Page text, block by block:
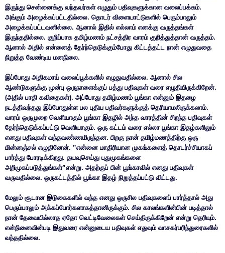
இருந்து சென்னைக்கு வந்தவர்கள் எழுதும் பதிவுகளுக்கான வலைப்பக்கம்.
அங்கும் அழைக்கப்பட்டதில்லை. தொடர் விளையாட்டுகளில் பெரும்பாலும்
அழைக்கப்பட்டவனில்லை. ஆனால் இதில் எல்லாம் எனக்கு வருத்தங்கள்
இருந்ததில்லை. குறிப்பாக தமிழ்மணம் நட்சத்திர வாரம் குறித்துத்தான் வருத்தம்.
ஆனால் அதில் என்னைத் தேர்ந்தெடுக்கும்போது கிட்டத்தட்ட நான் எழுதுவதை
நிறுத்த வேண்டிய மனநிலை.
இப்போது அதிகமாய் வலைப்பூக்களில் எழுதுவதில்லை. ஆனால் சில
ஆண்டுகளுக்கு முன்பு ஒருநாளைக்குப் பத்து பதிவுகள் வரை எழுதியிருக்கிறேன்.
(அதில் பாதி கவிதைகள்). அப்போது தமிழ்மணம் பூங்கா என்னும் இதழை
நடத்திவந்தது இப்போதுள்ள பல புதிய பதிவர்களுக்குத் தெரியாமலிருக்கலாம்.
வாரம் ஒருமுறை வெளியாகும் பூங்கா இதழில் அந்த வாரத்தின் சிறந்த பதிவுகள்
தேர்ந்தெடுக்கப்பட்டு வெளியாகும். ஒரு கட்டம் வரை எல்லா பூங்கா இதழ்களிலும்
எனது பதிவுகள் வந்தவண்ணமிருந்தன. பிறகு நான் தமிழ்மணத்திற்கு ஒரு
மின்னஞ்சல் எழுதினேன். ”என்னை மாதிரியான முகங்களைத் தொடர்ச்சியாகப்
பார்த்து போரடிக்கிறது. தயவுசெய்து புதுமுகங்களை
அறிமுகப்படுத்துங்கள்”என்று. அதற்குப் பின் பூங்காவில் எனது பதிவுகள்
வருவதில்லை. ஒருகட்டத்தில் பூங்கா இதழ் நிறுத்தப்பட்டு விட்டது.
மேலும் சூடான இடுகைகளில் வந்த எனது ஒருசில பதிவுகளைப் பார்த்தால் அது
பெரும்பாலும் அக்கப்போர்களாகத்தானிருக்கும். சில காலங்களின்பின் படித்தால்
நான் தேவையில்லாத ஏதோ வெட்டிவேலைகள் செய்திருக்கிறேன் என்று தெரியும்.
என்நினைவின்படி இதுவரை என்னுடைய பதிவுகள் எதுவும் வாசகர்பரிந்துரைகளில்
வந்ததில்லை.